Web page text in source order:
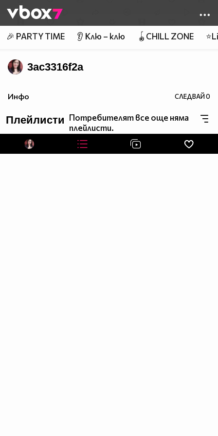
👾
🎉 PARTY TIME 👂 Клю – клю 🪀CHILL ZONE
3ac3316f2a
Инфо СЛЕДВАЙ0
Плейлисти Потребителят все още няма
плейлисти.